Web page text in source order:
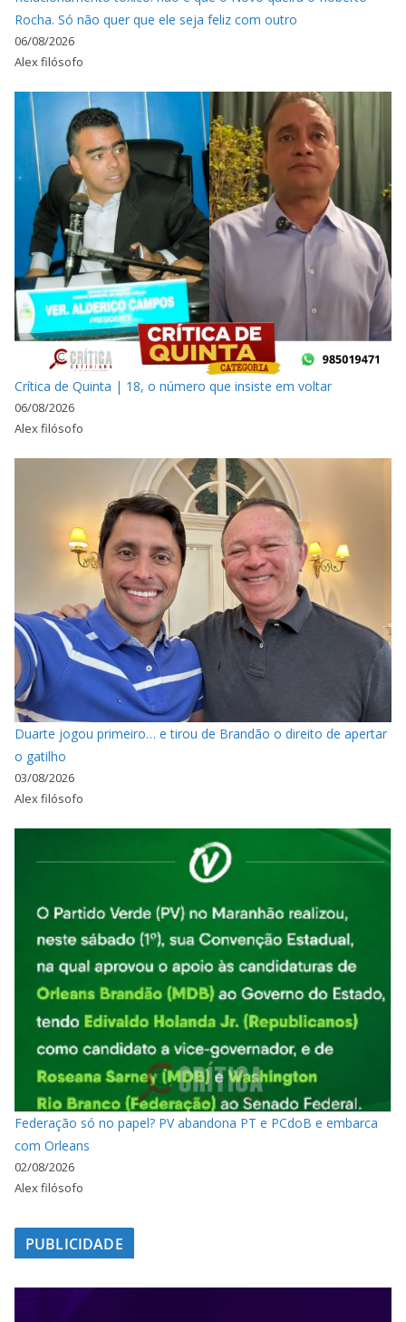
Rocha. Só não quer que ele seja feliz com outro
06/08/2026
Alex filósofo
Crítica de Quinta | 18, o número que insiste em voltar
06/08/2026
Alex filósofo
Duarte jogou primeiro… e tirou de Brandão o direito de apertar
o gatilho
03/08/2026
Alex filósofo
Federação só no papel? PV abandona PT e PCdoB e embarca
com Orleans
02/08/2026
Alex filósofo
PUBLICIDADE